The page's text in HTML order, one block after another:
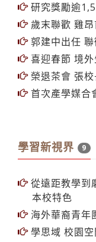
研究獎勵逾
歲末聯歡 雞昂
郭建中出任 聯
喜迎春節 境外
榮退茶會 張校
首次產學媒合
學習新視界 9
從遠距教學到
本校特色
海外華裔青年
學思域 校園空